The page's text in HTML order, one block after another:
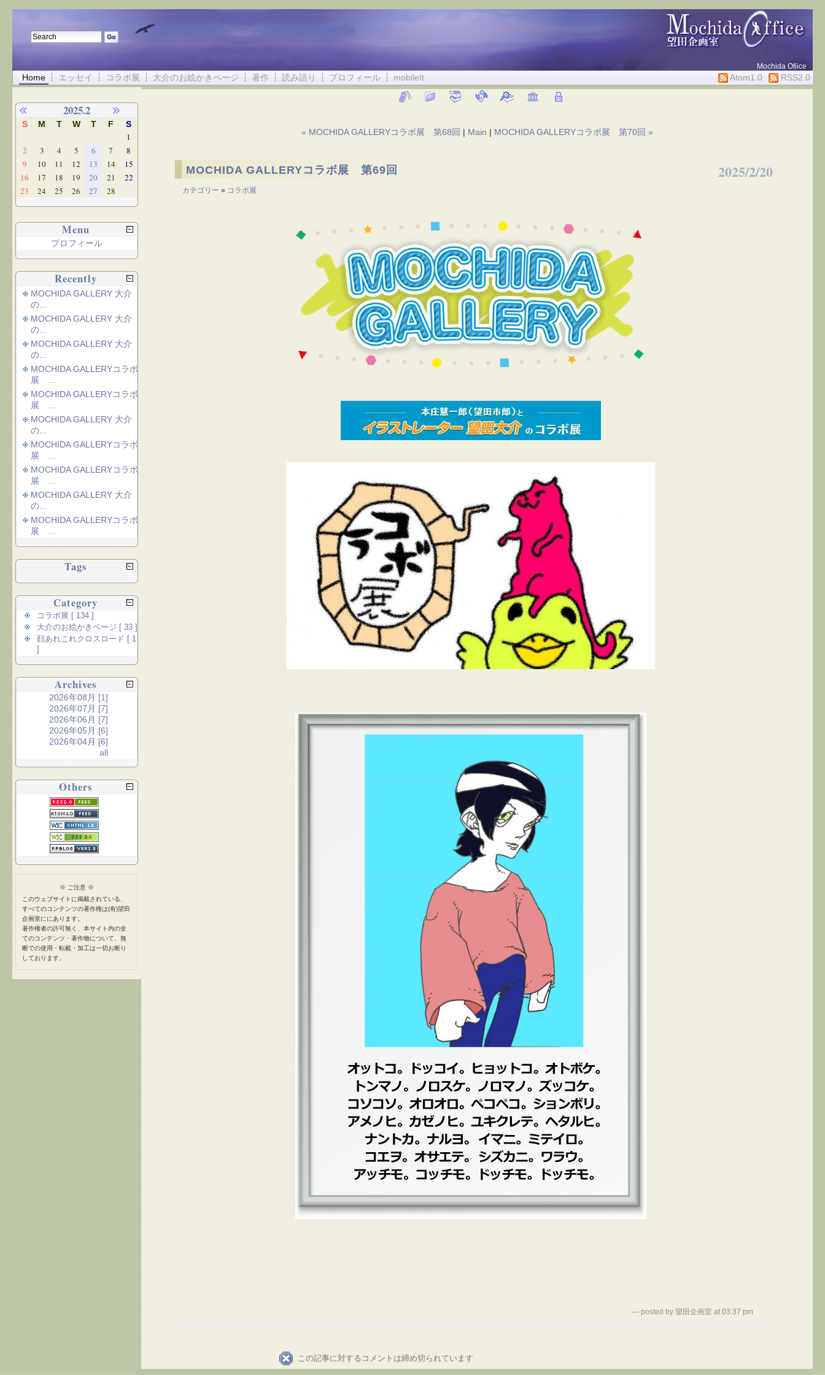
Mochida Ofiice
Home エッセイ コラボ展 大介のお絵かきページ 著作 読み語り プロフィール mobileIt RSS2.0
Atom1.0
« MOCHIDA GALLERYコラボ展 第68回 | Main | MOCHIDA GALLERYコラボ展 第70回 »
MOCHIDA GALLERYコラボ展 第69回 2025/2/20
カテゴリー » コラボ展
— posted by 望田企画室 at 03:37 pm
この記事に対するコメントは締め切られています
2025.2
S M T W T F S
1
2
3 4 5 6 7
8
9
10 11 12 13 14
15
16
17 18 19 20 21
22
23
24 25 26 27 28
Menu
プロフィール
Recently
MOCHIDA GALLERY 大介
の...
MOCHIDA GALLERY 大介
の...
MOCHIDA GALLERY 大介
の...
MOCHIDA GALLERYコラボ
展 ...
MOCHIDA GALLERYコラボ
展 ...
MOCHIDA GALLERY 大介
の...
MOCHIDA GALLERYコラボ
展 ...
MOCHIDA GALLERYコラボ
展 ...
MOCHIDA GALLERY 大介
の...
MOCHIDA GALLERYコラボ
展 ...
Tags
Category
コラボ展 [ 134 ]
大介のお絵かきページ [ 33 ]
顔あれこれクロスロード [ 1
Archives
2026年08月 [1]
2026年07月 [7]
2026年06月 [7]
2026年05月 [6]
2026年04月 [6]
all
Others
※ ご注意 ※
このウェブサイトに掲載されている、
すべてのコンテンツの著作権は(有)望田
企画室ににあります。
著作権者の許可無く、本サイト内の全
てのコンテンツ・著作物について、無
断での使用・転載・加工は一切お断り
しております。